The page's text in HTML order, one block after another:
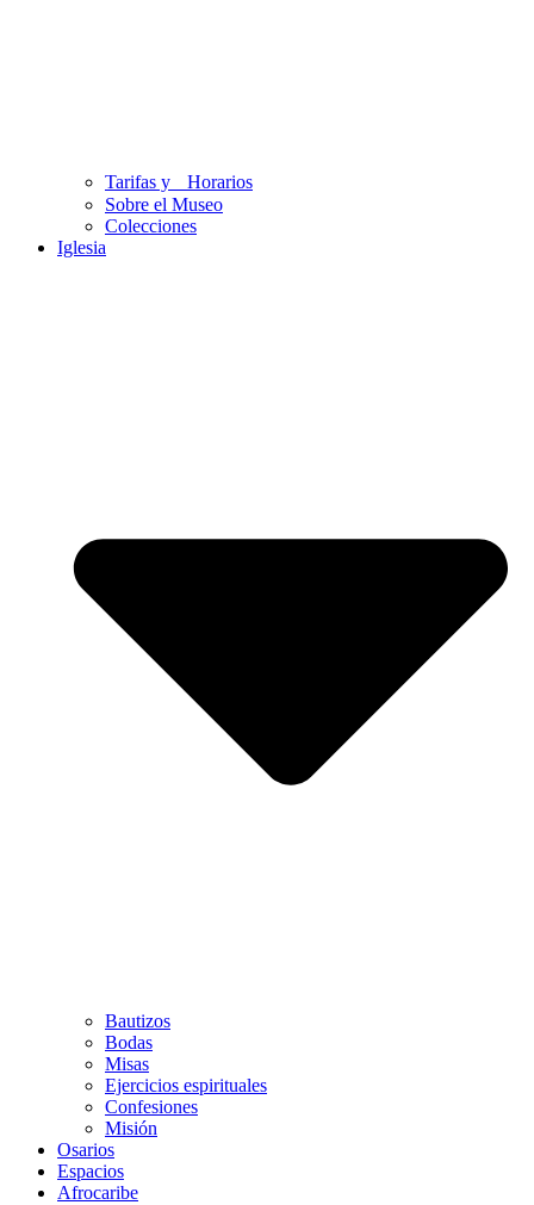
Tarifas y Horarios
Sobre el Museo
Colecciones
Iglesia
Bautizos
Bodas
Misas
Ejercicios espirituales
Confesiones
Misión
Osarios
Espacios
Afrocaribe